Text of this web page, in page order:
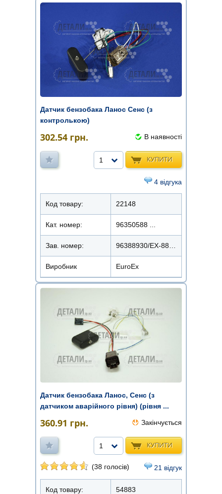
Датчик бензобака Ланос Сенс (з
контролькою)
302.54 грн. В наявності
КУПИТИ
1
4 відгука
Код товару: 22148
Кат. номер: 96350588 ...
Зав. номер: 96388930/EX-88930
Виробник EuroEx
Датчик бензобака Ланос, Сенс (з
датчиком аварійного рівня) (рівня ...
360.91 грн. Закінчується
КУПИТИ
1
(38 голосів) 21 відгук
Код товару: 54883